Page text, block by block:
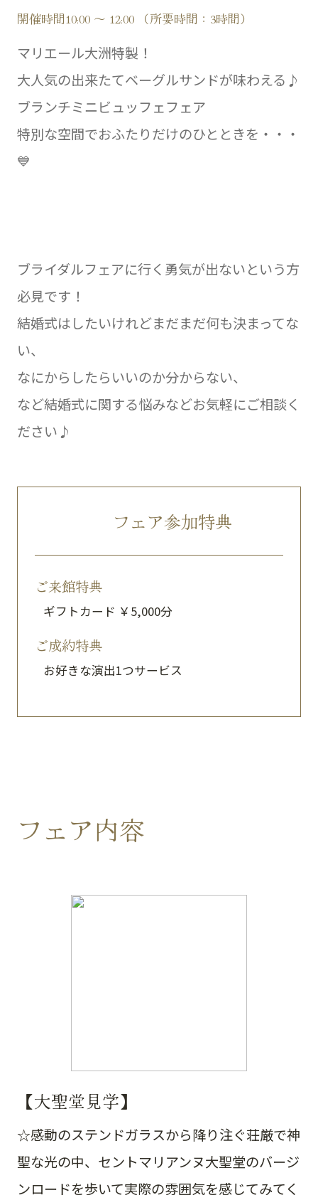
開催時間10:00 ～ 12:00 （所要時間：3時間）
マリエール大洲特製！
大人気の出来たてベーグルサンドが味わえる♪
ブランチミニビュッフェフェア
特別な空間でおふたりだけのひとときを・・・
💙
ブライダルフェアに行く勇気が出ないという方
必見です！
結婚式はしたいけれどまだまだ何も決まってな
い、
なにからしたらいいのか分からない、
など結婚式に関する悩みなどお気軽にご相談く
ださい♪
フェア参加特典
ご来館特典
ギフトカード ￥5,000分
ご成約特典
お好きな演出1つサービス
フェア内容
【大聖堂見学】
☆感動のステンドガラスから降り注ぐ荘厳で神
聖な光の中、セントマリアンヌ大聖堂のバージ
ンロードを歩いて実際の雰囲気を感じてみてく